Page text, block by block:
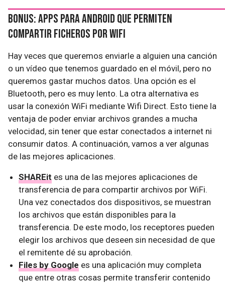
Bonus: apps para Android que permiten
compartir ficheros por WiFi
Hay veces que queremos enviarle a alguien una canción
o un vídeo que tenemos guardado en el móvil, pero no
queremos gastar muchos datos. Una opción es el
Bluetooth, pero es muy lento. La otra alternativa es
usar la conexión WiFi mediante Wifi Direct. Esto tiene la
ventaja de poder enviar archivos grandes a mucha
velocidad, sin tener que estar conectados a internet ni
consumir datos. A continuación, vamos a ver algunas
de las mejores aplicaciones.
SHAREit es una de las mejores aplicaciones de
transferencia de para compartir archivos por WiFi.
Una vez conectados dos dispositivos, se muestran
los archivos que están disponibles para la
transferencia. De este modo, los receptores pueden
elegir los archivos que deseen sin necesidad de que
el remitente dé su aprobación.
Files by Google es una aplicación muy completa
que entre otras cosas permite transferir contenido